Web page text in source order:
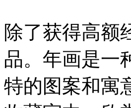
除了获得高额
品。年画是一
特的图案和寓